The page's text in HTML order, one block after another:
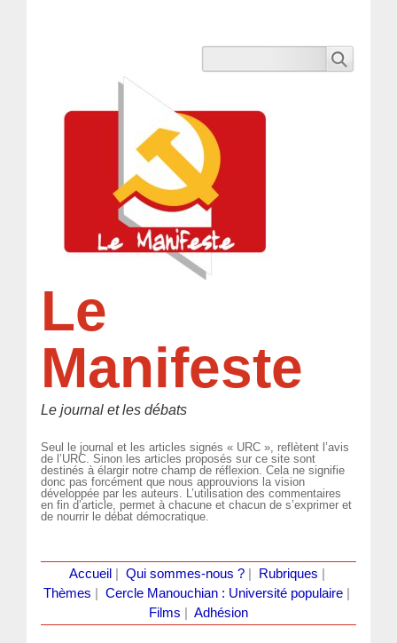
Le
Manifeste
Le journal et les débats
Seul le journal et les articles signés « URC », reflètent l’avis
de l’URC. Sinon les articles proposés sur ce site sont
destinés à élargir notre champ de réflexion. Cela ne signifie
donc pas forcément que nous approuvions la vision
développée par les auteurs. L’utilisation des commentaires
en fin d’article, permet à chacune et chacun de s’exprimer et
de nourrir le débat démocratique.
Accueil Qui sommes-nous ?| Rubriques
Thèmes
Cercle Manouchian : Université populaire
Films
Adhésion